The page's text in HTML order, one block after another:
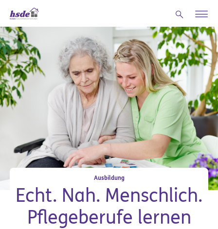
Ausbildung
Echt. Nah. Menschlich.
Pflegeberufe lernen